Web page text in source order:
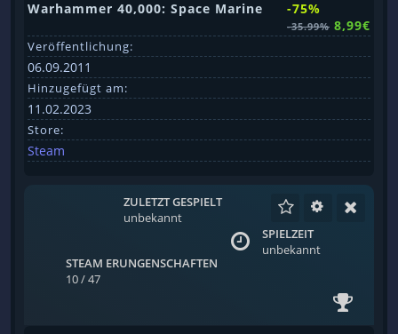
Warhammer 40,000: Space Marine -75%
-35.99% 8,99€
Veröffentlichung:
06.09.2011
Hinzugefügt am:
11.02.2023
Store:
Steam
ZULETZT GESPIELT
unbekannt
SPIELZEIT
unbekannt
STEAM ERUNGENSCHAFTEN
10 / 47